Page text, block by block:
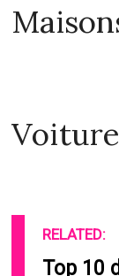
RELATED:
Top 10